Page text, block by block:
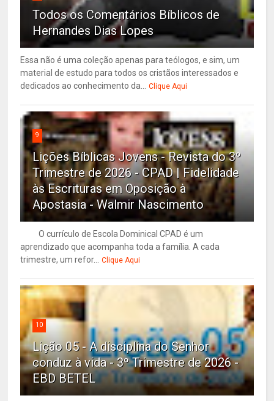
Todos os Comentários Bíblicos de
Hernandes Dias Lopes
Essa não é uma coleção apenas para teólogos, e sim, um
material de estudo para todos os cristãos interessados e
dedicados ao conhecimento da... Clique Aqui
9
Lições Bíblicas Jovens - Revista do 3º
Trimestre de 2026 - CPAD | Fidelidade
às Escrituras em Oposição à
Apostasia - Walmir Nascimento
O currículo de Escola Dominical CPAD é um
aprendizado que acompanha toda a família. A cada
trimestre, um refor... Clique Aqui
10
Lição 05 - A disciplina do Senhor
conduz à vida - 3º Trimestre de 2026 -
EBD BETEL